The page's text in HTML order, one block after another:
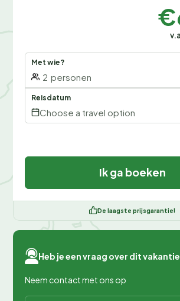
Met wie?
2 personen
Reisdatum
Choose a travel option
Ik ga boeken
De laagste prijsgarantie!
Heb je een vraag over dit
Neem contact met ons op